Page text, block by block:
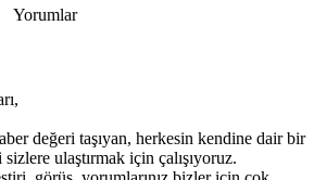
Yorumlar
değeri taşıyan, herkesin kendine dair bir
ulaştırmak için çalışıyoruz.